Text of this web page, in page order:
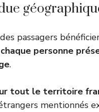
passagers
chaque personne
.
tout le territoire
mentionnés